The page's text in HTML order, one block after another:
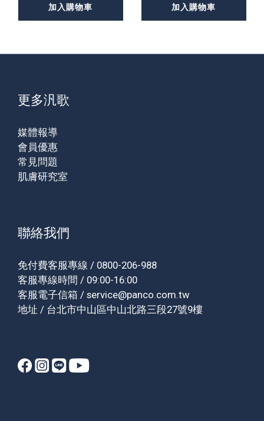
加入購物車 加入購物車
更多汎歌
媒體報導
會員優惠
常見問題
肌膚研究室
聯絡我們
免付費客服專線 / 0800-206-988
客服專線時間 / 09:00-16:00
客服電子信箱 / service@panco.com.tw
地址 / 台北市中山區中山北路三段27號9樓